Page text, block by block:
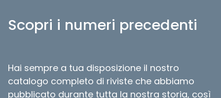
Multimanager di BCC Risparmio&Previdenza
Scopri i numeri precedenti
Hai sempre a tua disposizione il nostro
catalogo completo di riviste che abbiamo
pubblicato durante tutta la nostra storia, così